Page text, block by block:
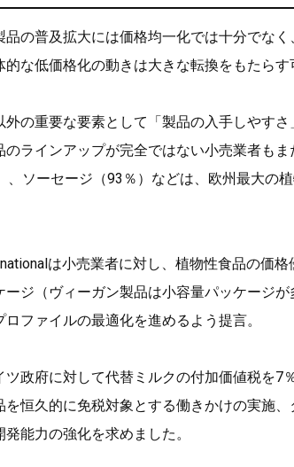
品の普及拡大には価格均一化では十分でな
的な低価格化の動きは大きな転換をもたらす
外の重要な要素として「製品の入手しやす
のラインアップが完全ではない小売業者も
、ソーセージ（93％）などは、欧州最大の
は小売業者に対し、植物性食品の価
ージ（ヴィーガン製品は小容量パッケージ
ファイルの最適化を進めるよう提言。
ツ政府に対して代替ミルクの付加価値税を
を恒久的に免税対象とする働きかけの実施
能力の強化を求めました。